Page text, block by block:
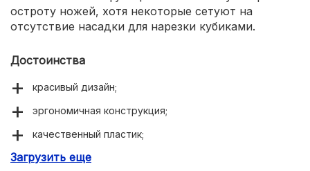
остроту ножей, хотя некоторые сетуют на
отсутствие насадки для нарезки кубиками.
Достоинства
красивый дизайн;
эргономичная конструкция;
качественный пластик;
высокая мощность;
Загрузить еще